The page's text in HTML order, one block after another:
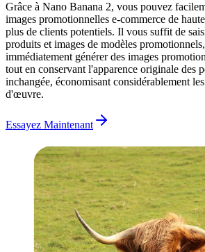
Grâce à Nano Banana 2, vous pouvez
images promotionnelles e-commerce de
plus de clients potentiels. Il vous suffit de
produits et images de modèles
immédiatement générer des images
tout en conservant l'apparence originale des
inchangée, économisant considérablement
d'œuvre.
Essayez Maintenant